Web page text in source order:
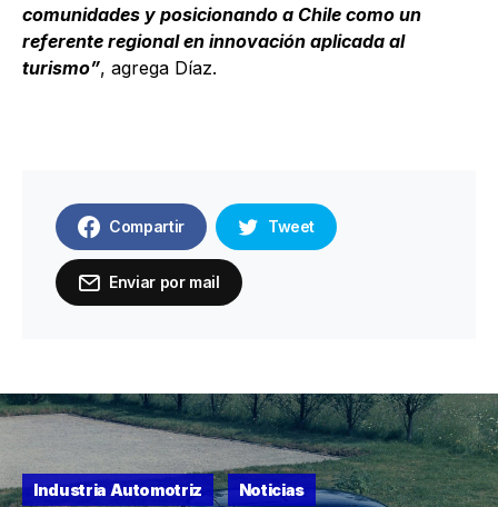
comunidades y posicionando a Chile como un
referente regional en innovación aplicada al
turismo”, agrega Díaz.
Compartir Tweet
Enviar por mail
Industria Automotriz Noticias